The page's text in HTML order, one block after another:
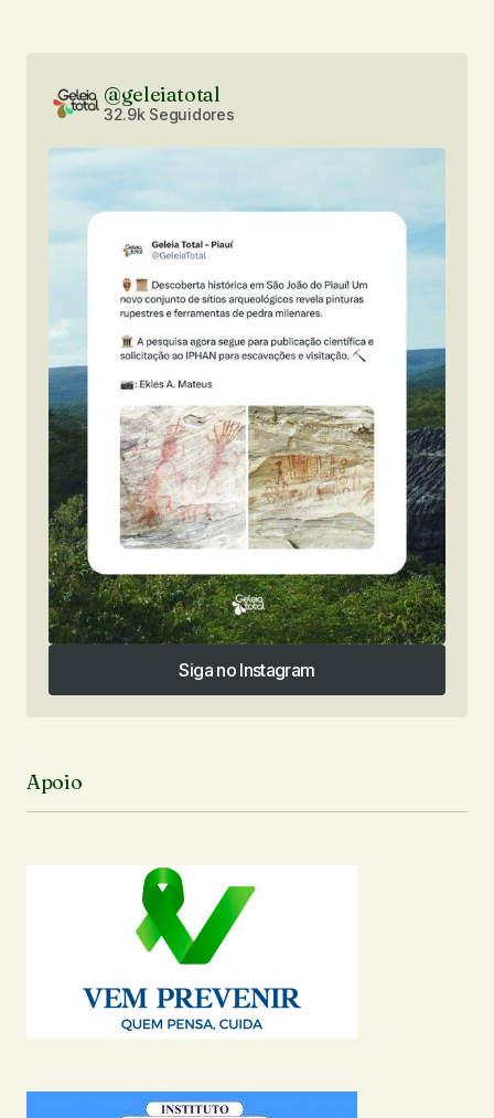
@geleiatotal
32.9k Seguidores
Siga no Instagram
Siga no Instagram
Apoio